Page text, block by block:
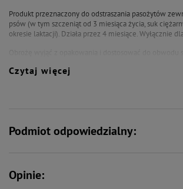
Produkt przeznaczony do odstraszania pasożytów
psów (w tym szczeniąt od 3 miesiąca życia, suk
okresie laktacji). Działa przez 4 miesiące. Wyłącznie
obwodu szyi zwierzęcia. Obroża wykazuje aktywność
Czytaj więcej
Podmiot odpowiedzialny:
Opinie: